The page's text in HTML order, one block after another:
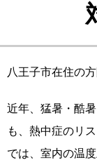
八王子市在住の
近年、猛暑・酷
も、熱中症のリ
では、室内の温